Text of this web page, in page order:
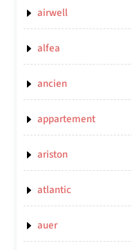
airwell
alfea
ancien
appartement
ariston
atlantic
auer